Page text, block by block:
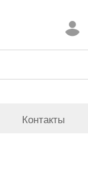
Контакты